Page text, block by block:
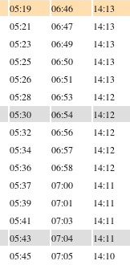
05:19 06:46 14:13
05:21 06:47 14:13
05:23 06:49 14:13
05:25 06:50 14:13
05:26 06:51 14:13
05:28 06:53 14:12
05:30 06:54 14:12
05:32 06:56 14:12
05:34 06:57 14:12
05:36 06:58 14:12
05:37 07:00 14:11
05:39 07:01 14:11
05:41 07:03 14:11
05:43 07:04 14:11
05:45 07:05 14:10